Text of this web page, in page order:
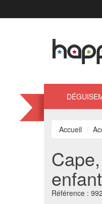
Accueil
enfant
Référence :